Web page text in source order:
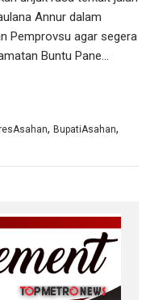
Annur dalam
Pemprovsu agar segera
Buntu Pane…
,BupatiAsahan,